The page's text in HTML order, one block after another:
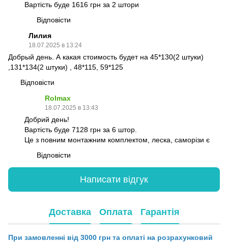
Вартість буде 1616 грн за 2 штори
Відповісти
Лилия
18.07.2025 в 13:24
Добрый день. А какая стоимость будет на 45*130(2 штуки)
,131*134(2 штуки) , 48*115, 59*125
Відповісти
Rolmax
18.07.2025 в 13:43
Добрий день!
Вартість буде 7128 грн за 6 штор.
Це з повним монтажним комплектом, леска, саморізи є
Відповісти
Написати відгук
Доставка Оплата Гарантія
При замовленні від 3000 грн та оплаті на розрахунковий